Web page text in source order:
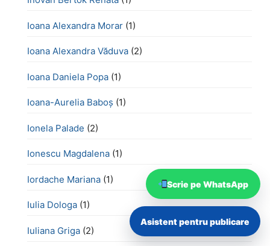
Ioana Alexandra Morar (1)
Ioana Alexandra Văduva (2)
Ioana Daniela Popa (1)
Ioana-Aurelia Baboș (1)
Ionela Palade (2)
Ionescu Magdalena (1)
Iordache Mariana (1)
Iulia Dologa (1)
Iuliana Griga (2)
Scrie pe WhatsApp
Asistent pentru publicare